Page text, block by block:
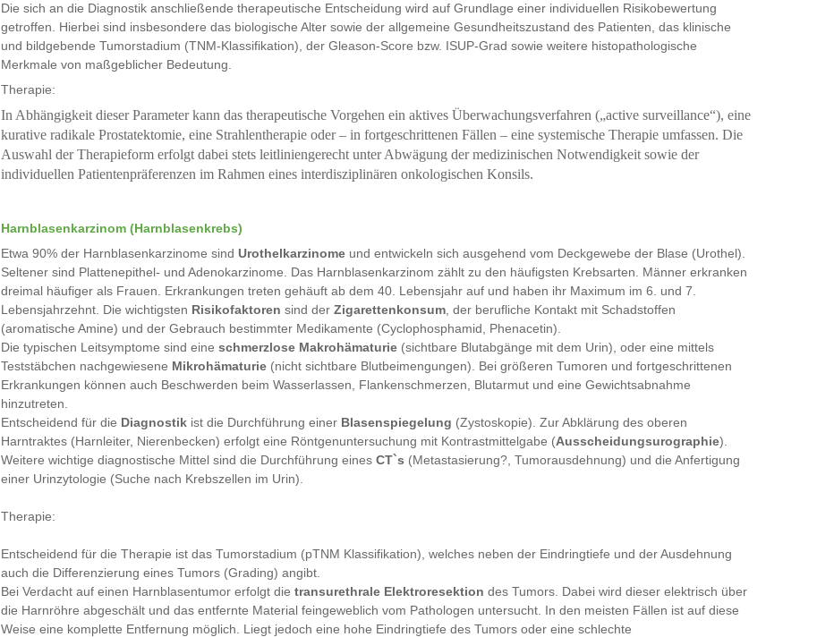
Die sich an die Diagnostik anschließende therapeutische Entscheidung wird auf Grundlage einer individuellen Risikobewertung
getroffen. Hierbei sind insbesondere das biologische Alter sowie der allgemeine Gesundheitszustand des Patienten, das klinische
und bildgebende Tumorstadium (TNM-Klassifikation), der Gleason-Score bzw. ISUP-Grad sowie weitere histopathologische
Merkmale von maßgeblicher Bedeutung.
Therapie:
In Abhängigkeit dieser Parameter kann das therapeutische Vorgehen ein aktives Überwachungsverfahren („active surveillance“), eine
kurative radikale Prostatektomie, eine Strahlentherapie oder – in fortgeschrittenen Fällen – eine systemische Therapie umfassen. Die
Auswahl der Therapieform erfolgt dabei stets leitliniengerecht unter Abwägung der medizinischen Notwendigkeit sowie der
individuellen Patientenpräferenzen im Rahmen eines interdisziplinären onkologischen Konsils.
Harnblasenkarzinom (Harnblasenkrebs)
Etwa 90% der Harnblasenkarzinome sind Urothelkarzinome und entwickeln sich ausgehend vom Deckgewebe der Blase (Urothel).
Seltener sind Plattenepithel- und Adenokarzinome. Das Harnblasenkarzinom zählt zu den häufigsten Krebsarten. Männer erkranken
dreimal häufiger als Frauen. Erkrankungen treten gehäuft ab dem 40. Lebensjahr auf und haben ihr Maximum im 6. und 7.
Lebensjahrzehnt. Die wichtigsten Risikofaktoren sind der Zigarettenkonsum , der berufliche Kontakt mit Schadstoffen
(aromatische Amine) und der Gebrauch bestimmter Medikamente (Cyclophosphamid, Phenacetin).
Die typischen Leitsymptome sind eine schmerzlose Makrohämaturie (sichtbare Blutabgänge mit dem Urin), oder eine mittels
Teststäbchen nachgewiesene Mikrohämaturie (nicht sichtbare Blutbeimengungen). Bei größeren Tumoren und fortgeschrittenen
Erkrankungen können auch Beschwerden beim Wasserlassen, Flankenschmerzen, Blutarmut und eine Gewichtsabnahme
hinzutreten.
Entscheidend für die Diagnostik ist die Durchführung einer Blasenspiegelung (Zystoskopie). Zur Abklärung des oberen
Harntraktes (Harnleiter, Nierenbecken) erfolgt eine Röntgenuntersuchung mit Kontrastmittelgabe (Ausscheidungsurographie).
Weitere wichtige diagnostische Mittel sind die Durchführung eines CT`s (Metastasierung?, Tumorausdehnung) und die Anfertigung
einer Urinzytologie (Suche nach Krebszellen im Urin).
Therapie:
Entscheidend für die Therapie ist das Tumorstadium (pTNM Klassifikation), welches neben der Eindringtiefe und der Ausdehnung
auch die Differenzierung eines Tumors (Grading) angibt.
Bei Verdacht auf einen Harnblasentumor erfolgt die transurethrale Elektroresektion des Tumors. Dabei wird dieser elektrisch über
die Harnröhre abgeschält und das entfernte Material feingeweblich vom Pathologen untersucht. In den meisten Fällen ist auf diese
Weise eine komplette Entfernung möglich. Liegt jedoch eine hohe Eindringtiefe des Tumors oder eine schlechte